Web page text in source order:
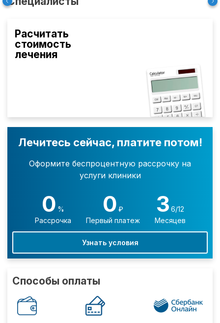
Расчитать
стоимость
лечения
Лечитесь сейчас, платите потом!
Оформите беспроцентную рассрочку на
услуги клиники
0 %
Рассрочка
0 ₽
Первый платеж
3 6/12
Месяцев
Узнать условия
Способы оплаты